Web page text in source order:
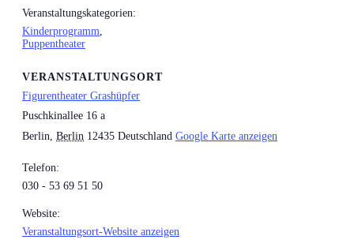
Veranstaltungskategorien:
Kinderprogramm,
Puppentheater
VERANSTALTUNGSORT
Figurentheater Grashüpfer
Puschkinallee 16 a
Berlin Berlin 12435 Deutschland Google Karte anzeigen
Telefon:
030 - 53 69 51 50
Website:
Veranstaltungsort-Website anzeigen